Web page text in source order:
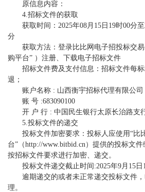
原信息内容：
4.招标文件的获取
获取时间：2025年08月15日19时00分
分
获取方法：登录比比网电子招投标交
购平台” ）注册、下载电子招标文件
招标文件费及支付信息：招标文件每
退；
账户名称 : 山西衡宇招标代理有限公司
账 号 :683090100
开 户 行 : 中国民生银行太原长治路支
5.投标文件的递交
投标文件加密要求：投标人应使用“比
台”（http://www.bitbid.cn）提供的投标文
按招标文件要求进行加密、递交。
投标文件递交截止时间:2025年9月15日
逾期递交的或者未正常递交投标文件
理。